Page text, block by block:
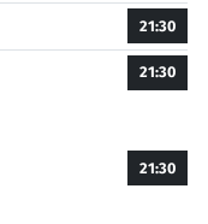
21:30
21:30
21:30